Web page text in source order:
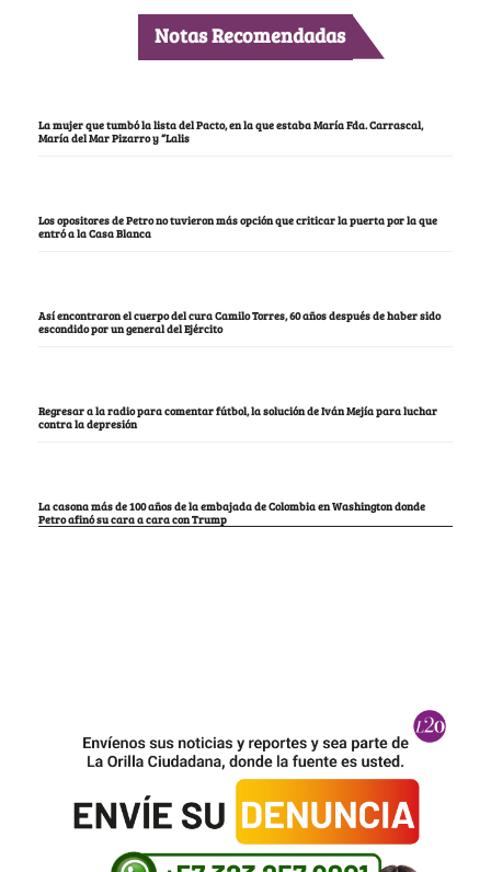
Notas Recomendadas
La mujer que tumbó la lista del Pacto, en la que estaba María Fda. Carrascal,
María del Mar Pizarro y “Lalis
Los opositores de Petro no tuvieron más opción que criticar la puerta por la que
entró a la Casa Blanca
Así encontraron el cuerpo del cura Camilo Torres, 60 años después de haber sido
escondido por un general del Ejército
Regresar a la radio para comentar fútbol, la solución de Iván Mejía para luchar
contra la depresión
La casona más de 100 años de la embajada de Colombia en Washington donde
Petro afinó su cara a cara con Trump